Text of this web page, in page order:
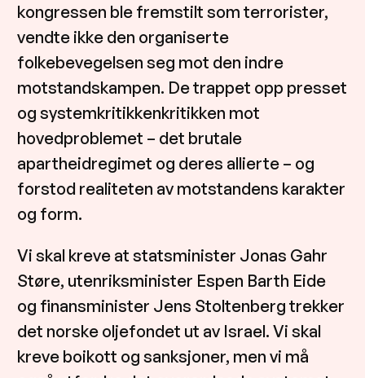
kongressen ble fremstilt som terrorister,
vendte ikke den organiserte
folkebevegelsen seg mot den indre
motstandskampen. De trappet opp presset
og systemkritikkenkritikken mot
hovedproblemet – det brutale
apartheidregimet og deres allierte – og
forstod realiteten av motstandens karakter
og form.
Vi skal kreve at statsminister Jonas Gahr
Støre, utenriksminister Espen Barth Eide
og finansminister Jens Stoltenberg trekker
det norske oljefondet ut av Israel. Vi skal
kreve boikott og sanksjoner, men vi må